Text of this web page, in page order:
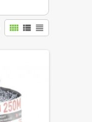
view_comfy view_list view_headline